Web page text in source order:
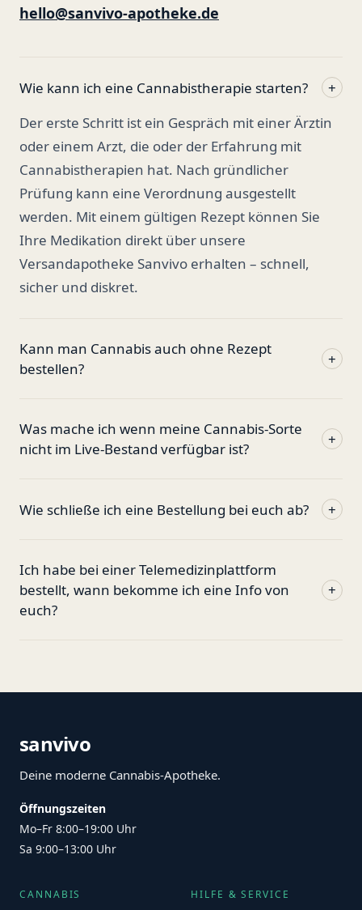
hello@sanvivo-apotheke.de
Wie kann ich eine Cannabistherapie starten?
+
Der erste Schritt ist ein Gespräch mit einer Ärztin
oder einem Arzt, die oder der Erfahrung mit
Cannabistherapien hat. Nach gründlicher
Prüfung kann eine Verordnung ausgestellt
werden. Mit einem gültigen Rezept können Sie
Ihre Medikation direkt über unsere
Versandapotheke Sanvivo erhalten – schnell,
sicher und diskret.
Kann man Cannabis auch ohne Rezept
bestellen?
+
Was mache ich wenn meine Cannabis-Sorte
nicht im Live-Bestand verfügbar ist?
+
Wie schließe ich eine Bestellung bei euch ab? +
Ich habe bei einer Telemedizinplattform
bestellt, wann bekomme ich eine Info von
euch?
+
sanvivo
Deine moderne Cannabis-Apotheke.
Öffnungszeiten
Mo–Fr 8:00–19:00 Uhr
Sa 9:00–13:00 Uhr
CANNABIS HILFE & SERVICE